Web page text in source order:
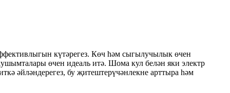
күтәрегез. Көч һәм сыгылучылык өчен
өчен идеаль итә. Шома кул белән яки электр
әйләндерегез, бу җитештерүчәнлекне арттыра һәм